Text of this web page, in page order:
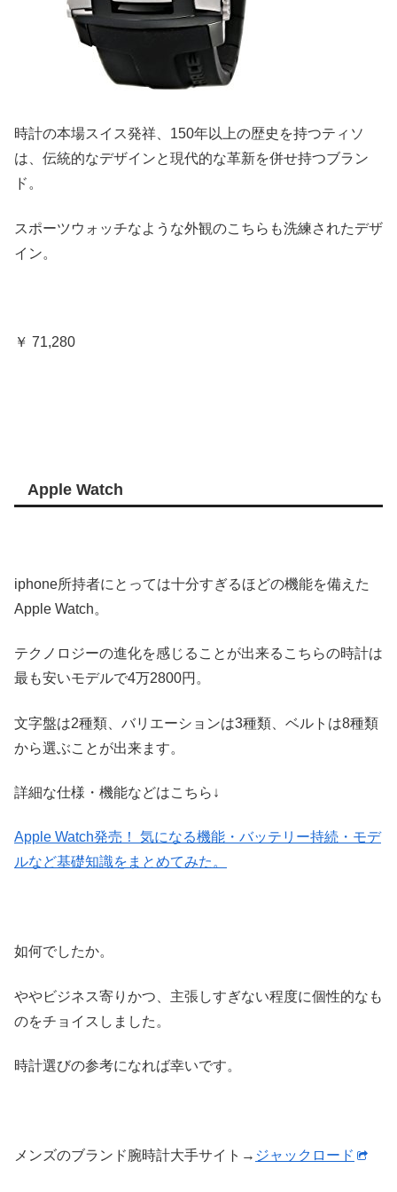
時計の本場スイス発祥、150年以上の歴史を持つティソ
は、伝統的なデザインと現代的な革新を併せ持つブラン
ド。
スポーツウォッチなような外観のこちらも洗練されたデザ
イン。
￥ 71,280
Apple Watch
iphone所持者にとっては十分すぎるほどの機能を備えた
Apple Watch。
テクノロジーの進化を感じることが出来るこちらの時計は
最も安いモデルで4万2800円。
文字盤は2種類、バリエーションは3種類、ベルトは8種類
から選ぶことが出来ます。
詳細な仕様・機能などはこちら↓
Apple Watch発売！ 気になる機能・バッテリー持続・モデ
ルなど基礎知識をまとめてみた。
如何でしたか。
ややビジネス寄りかつ、主張しすぎない程度に個性的なも
のをチョイスしました。
時計選びの参考になれば幸いです。
メンズのブランド腕時計大手サイト→ ジャックロード